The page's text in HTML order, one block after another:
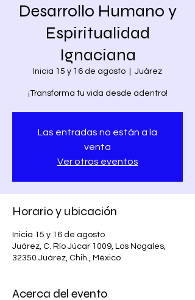
Desarrollo Humano y
Espiritualidad
Ignaciana
Inicia 15 y 16 de agosto Juárez
¡Transforma tu vida desde adentro!
Las entradas no están a la
venta
Ver otros eventos
Horario y ubicación
Inicia 15 y 16 de agosto
Juárez, C. Río Júcar 1009, Los Nogales,
32350 Juárez, Chih., México
Acerca del evento